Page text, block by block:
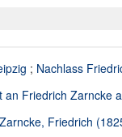
; Nachlass
an Friedrich Zarncke
Zarncke, Friedrich